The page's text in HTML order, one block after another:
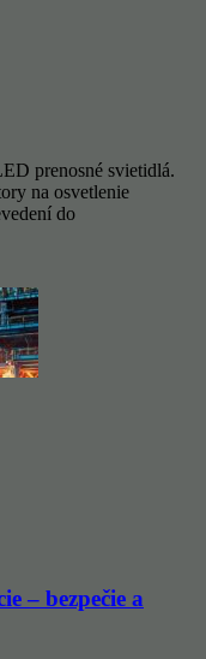
prenosné svietidlá.
na osvetlenie
do
– bezpečie a